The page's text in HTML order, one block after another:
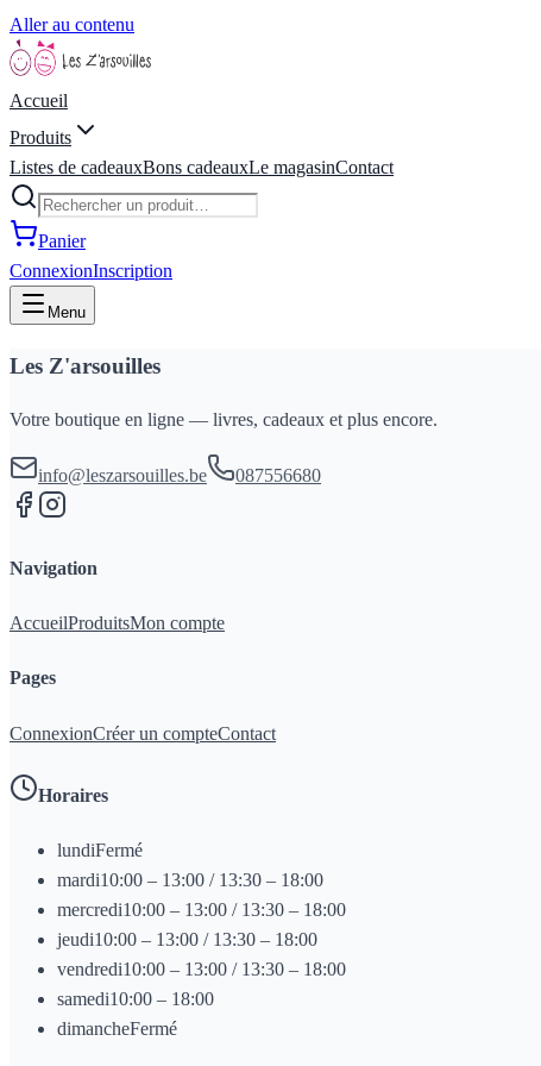
Aller au contenu
Accueil
Produits
Listes de cadeauxBons cadeauxLe magasinContact
Panier
ConnexionInscription
Menu
Les Z'arsouilles
Votre boutique en ligne — livres, cadeaux et plus encore.
info@leszarsouilles.be 087556680
Navigation
AccueilProduitsMon compte
Pages
ConnexionCréer un compteContact
Horaires
lundiFermé
mardi10:00 – 13:00 / 13:30 – 18:00
mercredi10:00 – 13:00 / 13:30 – 18:00
jeudi10:00 – 13:00 / 13:30 – 18:00
vendredi10:00 – 13:00 / 13:30 – 18:00
samedi10:00 – 18:00
dimancheFermé